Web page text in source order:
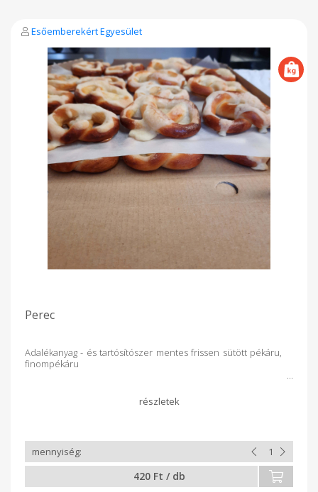
Esőemberekért Egyesület
Perec
Adalékanyag - és tartósítószer mentes frissen sütött pékáru,
finompékáru
420 Ft / db